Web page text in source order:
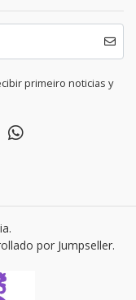
primeiro noticias y
por Jumpseller.